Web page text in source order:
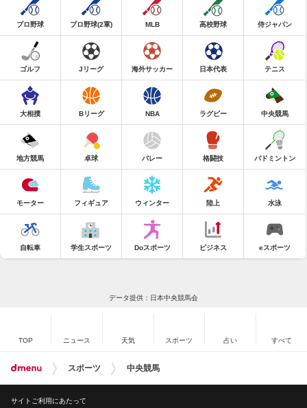
プロ野球 プロ野球(2軍) MLB 高校野球 侍ジャパン
ゴルフ Jリーグ 海外サッカー 日本代表 テニス
大相撲 Bリーグ NBA ラグビー 中央競馬
地方競馬 卓球 バレー 格闘技 バドミントン
モーター フィギュア ウィンター 陸上 水泳
自転車 学生スポーツ Doスポーツ ビジネス eスポーツ
データ提供：日本中央競馬会
TOP ニュース 天気 スポーツ 占い すべて
スポーツ 中央競馬
サイトご利用にあたって